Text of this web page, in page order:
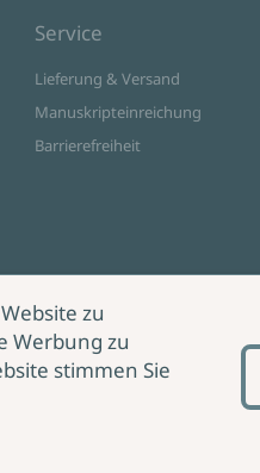
Service
Lieferung & Versand
Manuskripteinreichung
Barrierefreiheit
zu
Werbung zu
stimmen Sie